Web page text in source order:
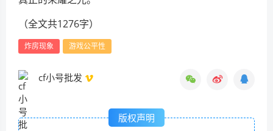
（全文共1276字）
炸房现象 游戏公平性
cf小号批发
版权声明